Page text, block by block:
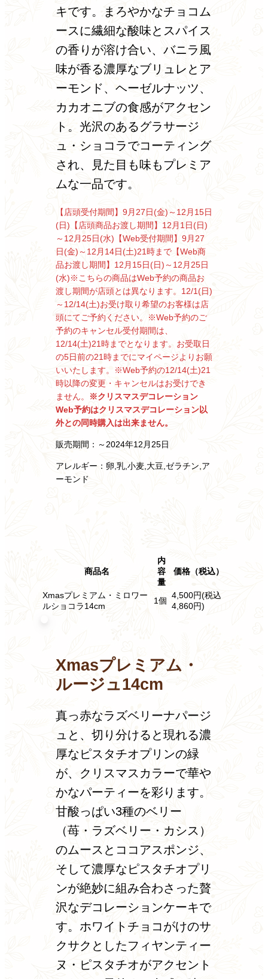
キです。まろやかなチョコム
ースに繊細な酸味とスパイス
の香りが溶け合い、バニラ風
味が香る濃厚なブリュレとア
ーモンド、ヘーゼルナッツ、
カカオニブの食感がアクセン
ト。光沢のあるグラサージ
ュ・ショコラでコーティング
され、見た目も味もプレミア
ムな一品です。
【店頭受付期間】9月27日(金)～12月15日
(日) 【店頭商品お渡し期間】12月1日(日)
～12月25日(水) 【Web受付期間】9月27
日(金)～12月14日(土)21時まで【Web商
品お渡し期間】12月15日(日)～12月25日
(水)※こちらの商品はWeb予約の商品お
渡し期間が店頭とは異なります。 12/1(日)
～12/14(土)お受け取り希望のお客様は店
頭にてご予約ください。
※Web予約のご
予約のキャンセル受付期間は、
12/14(土)21時までとなります。 お受取日
の5日前の21時までにマイページよりお願
いいたします。
※Web予約の12/14(土)21
時以降の変更・キャンセルはお受けでき
ません。
※クリスマスデコレーション
Web予約はクリスマスデコレーション以
外との同時購入は出来ません。
販売期間：～2024年12月25日
アレルギー：卵,乳,小麦,大豆,ゼラチン,ア
ーモンド
商品名
内
容
量
価格（税込）
Xmasプレミアム・ミロワー
ルショコラ14cm
1個
4,500円(税込
4,860円)
Xmasプレミアム・
ルージュ14cm
真っ赤なラズベリーナパージ
ュと、切り分けると現れる濃
厚なピスタチオプリンの緑
が、クリスマスカラーで華や
かなパーティーを彩ります。
甘酸っぱい3種のベリー
（苺・ラズベリー・カシス）
のムースとココアスポンジ、
そして濃厚なピスタチオプリ
ンが絶妙に組み合わさった贅
沢なデコレーションケーキで
す。ホワイトチョコがけのサ
クサクとしたフィヤンティー
ヌ・ピスタチオがアクセント